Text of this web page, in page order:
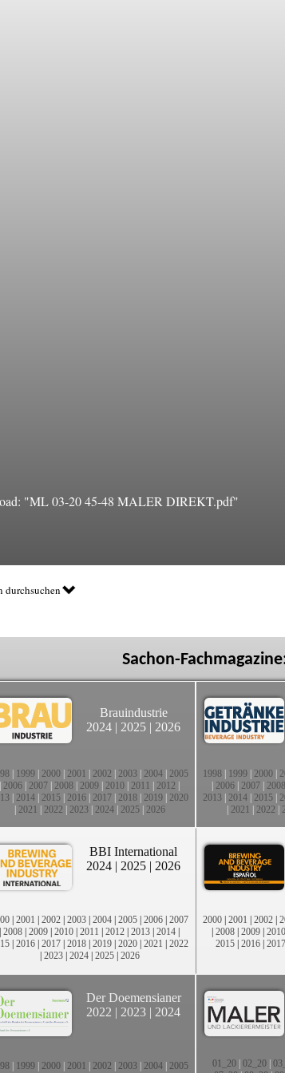
"ML 03-20 45-48 MALER DIREKT.pdf"
durchsuchen
Sachon-
Brauindustrie
2024 | 2025 | 2026
1999 2000 2001 2002 2003 2004 2005
2006 2007 2008 2009 2010 2011 2012
2014 2015 2016 2017 2018 2019 2020
2021 2022 2023| 2024| 2025| 2026
1998 1999 2000
2006 2007 2008
2013 2014 2015
2021 2022
BBI International
2024 | 2025 | 2026
| 2001 | 2002 | 2003 | 2004 | 2005 | 2006 | 2007
| 2008 | 2009 | 2010 | 2011 | 2012 | 2013 | 2014 |
| 2016 | 2017 | 2018 | 2019 | 2020 | 2021 | 2022
| 2023| 2024| 2025| 2026
2000 | 2001 | 2002 |
| 2008 | 2009 | 2010
2015 | 2016 | 2017
Der Doemensianer
2022 | 2023 | 2024
1999 2000 2001 2002 2003 2004 2005
01_20| 02_20|